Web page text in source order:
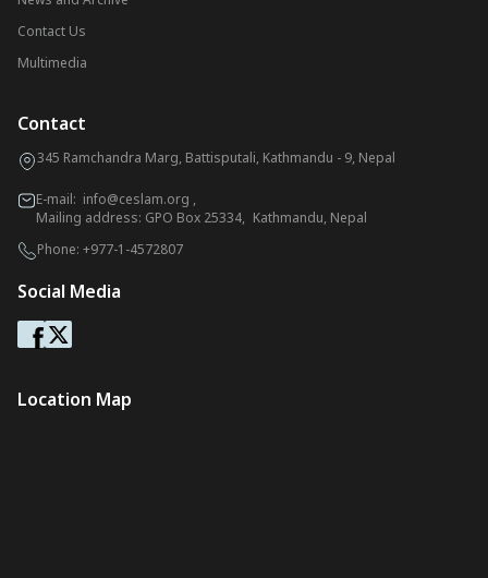
Contact Us
Multimedia
Contact
345 Ramchandra Marg, Battisputali, Kathmandu - 9, Nepal
E-mail: info@ceslam.org ,
Mailing address: GPO Box 25334, Kathmandu, Nepal
Phone: +977-1-4572807
Social Media
Location Map